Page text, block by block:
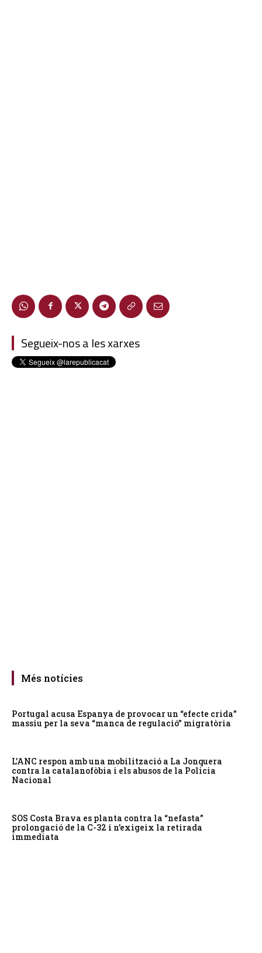
Segueix-nos a les xarxes
Més notícies
Portugal acusa Espanya de provocar un “efecte crida”
massiu per la seva “manca de regulació” migratòria
L’ANC respon amb una mobilització a La Jonquera
contra la catalanofòbia i els abusos de la Policia
Nacional
SOS Costa Brava es planta contra la “nefasta”
prolongació de la C-32 i n’exigeix la retirada
immediata